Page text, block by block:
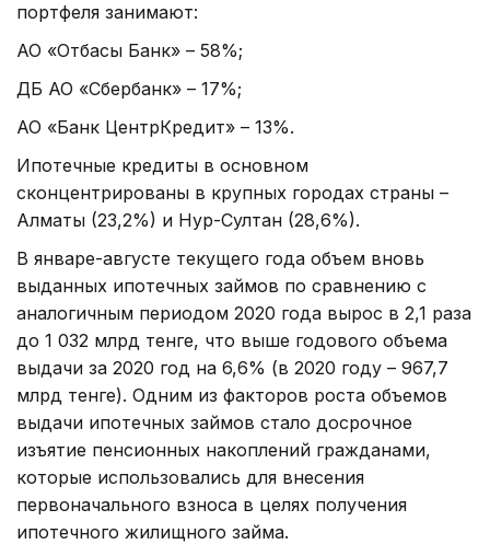
портфеля занимают:
АО «Отбасы Банк» – 58%;
ДБ АО «Сбербанк» – 17%;
АО «Банк ЦентрКредит» – 13%.
Ипотечные кредиты в основном
сконцентрированы в крупных городах страны –
Алматы (23,2%) и Нур-Султан (28,6%).
В январе-августе текущего года объем вновь
выданных ипотечных займов по сравнению с
аналогичным периодом 2020 года вырос в 2,1 раза
до 1 032 млрд тенге, что выше годового объема
выдачи за 2020 год на 6,6% (в 2020 году – 967,7
млрд тенге). Одним из факторов роста объемов
выдачи ипотечных займов стало досрочное
изъятие пенсионных накоплений гражданами,
которые использовались для внесения
первоначального взноса в целях получения
ипотечного жилищного займа.